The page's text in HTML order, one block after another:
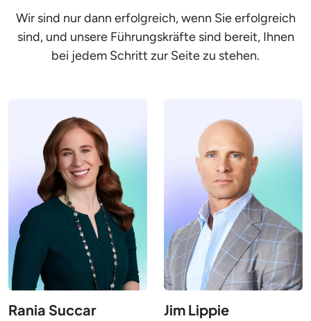
Wir sind nur dann erfolgreich, wenn Sie erfolgreich
sind, und unsere Führungskräfte sind bereit, Ihnen
bei jedem Schritt zur Seite zu stehen.
Rania Succar Jim Lippie